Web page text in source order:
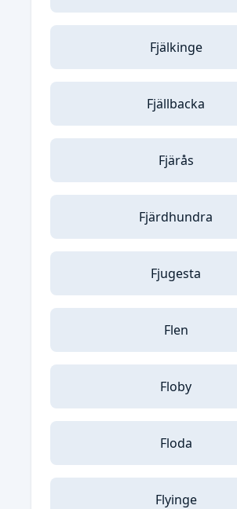
Fjälkinge
Fjällbacka
Fjärås
Fjärdhundra
Fjugesta
Flen
Floby
Floda
Flyinge